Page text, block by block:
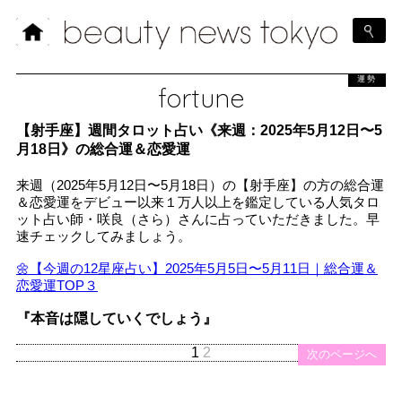
fortune
運勢
【射手座】週間タロット占い《来週：2025年5月12日〜5
月18日》の総合運＆恋愛運
来週（2025年5月12日〜5月18日）の【射手座】の方の総合運
＆恋愛運をデビュー以来１万人以上を鑑定している人気タロ
ット占い師・咲良（さら）さんに占っていただきました。早
速チェックしてみましょう。
🌼【今週の12星座占い】2025年5月5日〜5月11日｜総合運＆
恋愛運TOP３
『本音は隠していくでしょう』
次のページへ
1 2